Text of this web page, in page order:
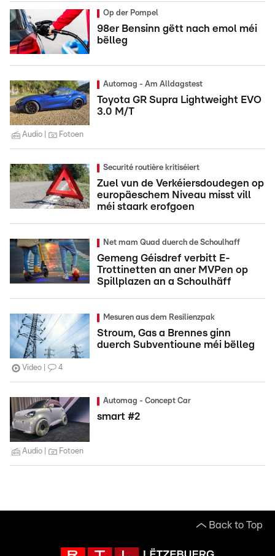
Op der Pompel
98er Bensinn gëtt nach emol méi
bëlleg
Automag - Am Alldagstest
Toyota GR Supra Lightweight EVO
3.0 M/T
Audio Fotoen
Securité routière kritiséiert
Zuel vun de Verkéiersdoudegen op
europäeschem Niveau misst vill
méi staark erofgoen
Net mam Quad duerch de Schoulhaff
Gemeng Géisdref verbitt E-
Trottinetten an aner MVPen op
Spillplazen an a Schoulhäff
Mesuren aus dem Resilienzpak
Stroum, Gas a Brennes ginn
duerch Subventioune méi bëlleg
Video 4
Automag - Concept Car
smart #2
Audio Fotoen
Back to Top